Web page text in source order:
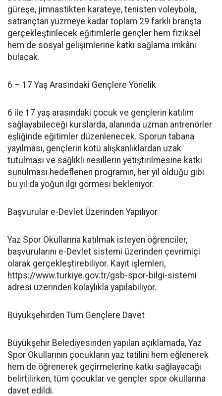
güreşe, jimnastikten karateye, tenisten voleybola,
satrançtan yüzmeye kadar toplam 29 farklı branşta
gerçekleştirilecek eğitimlerle gençler hem fiziksel
hem de sosyal gelişimlerine katkı sağlama imkânı
bulacak.
6 – 17 Yaş Arasındaki Gençlere Yönelik
6 ile 17 yaş arasındaki çocuk ve gençlerin katılım
sağlayabileceği kurslarda, alanında uzman antrenörler
eşliğinde eğitimler düzenlenecek. Sporun tabana
yayılması, gençlerin kötü alışkanlıklardan uzak
tutulması ve sağlıklı nesillerin yetiştirilmesine katkı
sunulması hedeflenen programın, her yıl olduğu gibi
bu yıl da yoğun ilgi görmesi bekleniyor.
Başvurular e-Devlet Üzerinden Yapılıyor
Yaz Spor Okullarına katılmak isteyen öğrenciler,
başvurularını e-Devlet sistemi üzerinden çevrimiçi
olarak gerçekleştirebiliyor. Kayıt işlemleri,
https://www.turkiye.gov.tr/gsb-spor-bilgi-sistemi
adresi üzerinden kolaylıkla yapılabiliyor.
Büyükşehirden Tüm Gençlere Davet
Büyükşehir Belediyesinden yapılan açıklamada, Yaz
Spor Okullarının çocukların yaz tatilini hem eğlenerek
hem de öğrenerek geçirmelerine katkı sağlayacağı
belirtilirken, tüm çocuklar ve gençler spor okullarına
davet edildi.